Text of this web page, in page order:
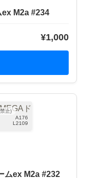
M2a #234
¥1,000
A176
L2109
止)
ムex M2a #232